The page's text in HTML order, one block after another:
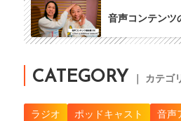
音声コンテンツ
CATEGORY ｜ カテゴ
ラジオ ポッドキャスト
音声